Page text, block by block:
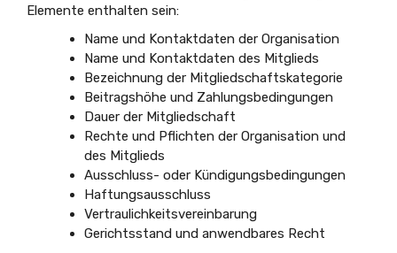
Elemente enthalten sein:
Name und Kontaktdaten der Organisation
Name und Kontaktdaten des Mitglieds
Bezeichnung der Mitgliedschaftskategorie
Beitragshöhe und Zahlungsbedingungen
Dauer der Mitgliedschaft
Rechte und Pflichten der Organisation und
des Mitglieds
Ausschluss- oder Kündigungsbedingungen
Haftungsausschluss
Vertraulichkeitsvereinbarung
Gerichtsstand und anwendbares Recht